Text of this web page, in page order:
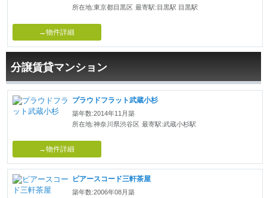
所在地:東京都目黒区 最寄駅:目黒駅 目黒駅
→物件詳細
分譲賃貸マンション
プラウドフラット武蔵小杉
築年数:2014年11月築
所在地:神奈川県渋谷区 最寄駅:武蔵小杉駅
→物件詳細
ピアースコード三軒茶屋
築年数:2006年08月築